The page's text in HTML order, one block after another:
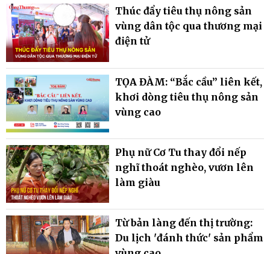
Thúc đẩy tiêu thụ nông sản
vùng dân tộc qua thương mại
điện tử
TỌA ĐÀM: “Bắc cầu” liên kết,
khơi dòng tiêu thụ nông sản
vùng cao
Phụ nữ Cơ Tu thay đổi nếp
nghĩ thoát nghèo, vươn lên
làm giàu
Từ bản làng đến thị trường:
Du lịch 'đánh thức' sản phẩm